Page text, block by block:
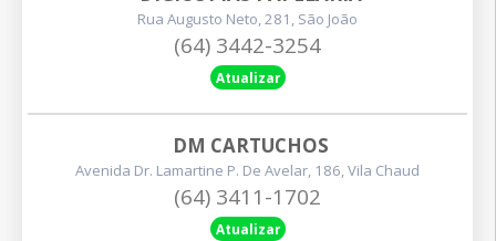
Rua Augusto Neto, 281, São João
(64) 3442-3254
Atualizar
DM CARTUCHOS
Avenida Dr. Lamartine P. De Avelar, 186, Vila Chaud
(64) 3411-1702
Atualizar